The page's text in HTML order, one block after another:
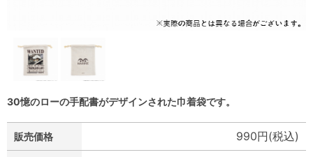
30憶のローの手配書がデザインされた巾着袋です。
販売価格 990円(税込)